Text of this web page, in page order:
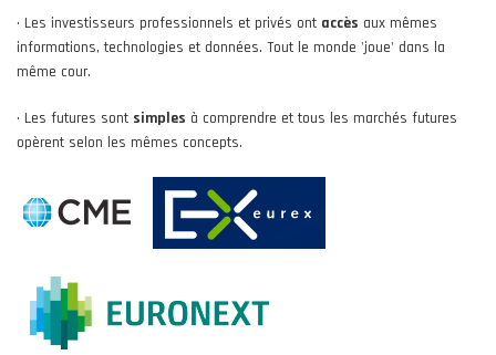
• Les investisseurs professionnels et privés ont accès aux mêmes
informations, technologies et données. Tout le monde 'joue' dans la
même cour.
• Les futures sont simples à comprendre et tous les marchés futures
opèrent selon les mêmes concepts.